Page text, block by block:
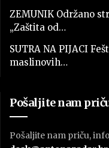
ZEMUNIK Održano
„Zaštita od…
SUTRA NA PIJACI
maslinovih…
Pošaljite nam
Pošaljite nam priču,